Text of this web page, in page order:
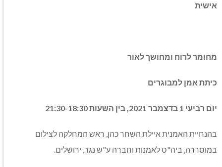
אישית
מחומר לרוח ומחושך לאור
כיתת אמן למבוגרים
יום רביעי 1 בדצמבר 2021, בין השעות 21:30-18:30
בהנחיית האמנית איילת השחר כהן, ראש המחלקה לצילום
במוסררה, ביה"ס לאמנות וחברה ע"ש נגר, ירושלים.